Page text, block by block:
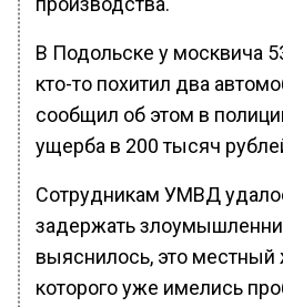
В Подольске у москвича
кто-то похитил два
сообщил об этом в
ущерба в 200 тысяч
Сотрудникам УМВД
задержать
выяснилось, это местный
которого уже имелись